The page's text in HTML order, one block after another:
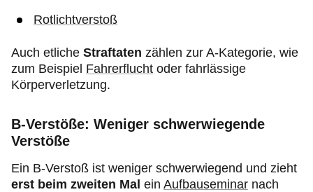
Rotlichtverstoß
Auch etliche Straftaten zählen zur A-Kategorie, wie
zum Beispiel Fahrerflucht oder fahrlässige
Körperverletzung.
B-Verstöße: Weniger schwerwiegende
Verstöße
Ein B-Verstoß ist weniger schwerwiegend und zieht
erst beim zweiten Mal ein Aufbauseminar nach